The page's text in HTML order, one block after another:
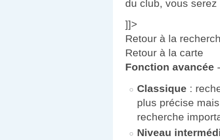
du club, vous
]]>
Retour à la
Retour à la carte
Fonction avancée
Classique :
plus précise
recherche
Niveau